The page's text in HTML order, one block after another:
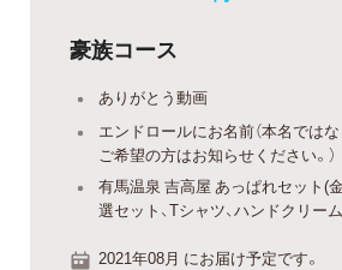
豪族コース
ありがとう動画
エンドロールにお名前（本名では
ご希望の方はお知らせください。）
有馬温泉 吉高屋 あっぱれセット(
選セット、Tシャツ、ハンドクリーム
2021年08月 にお届け予定です。